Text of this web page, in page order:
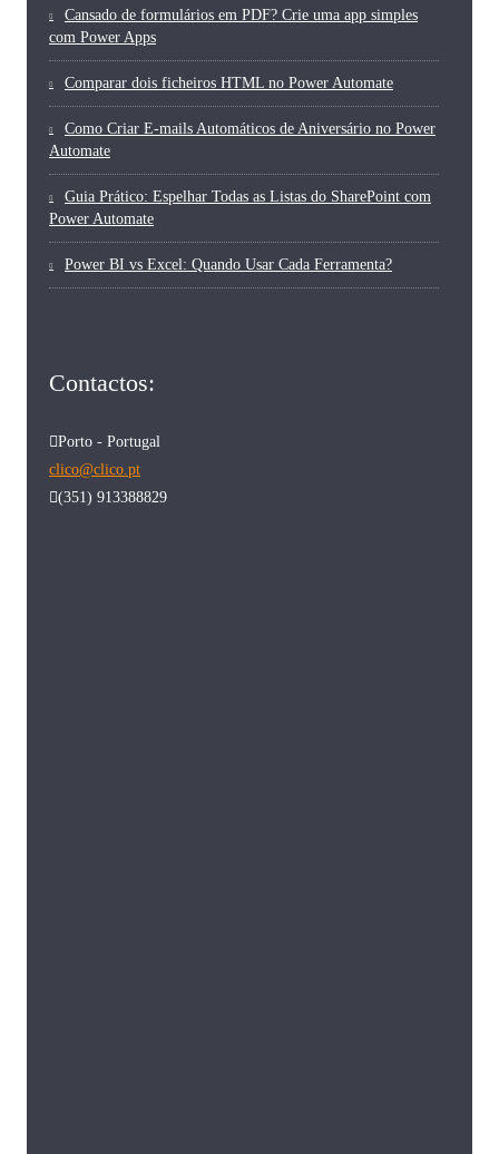
Cansado de formulários em PDF? Crie uma app simples
com Power Apps
Comparar dois ficheiros HTML no Power Automate
Como Criar E-mails Automáticos de Aniversário no Power
Automate
Guia Prático: Espelhar Todas as Listas do SharePoint com
Power Automate
Power BI vs Excel: Quando Usar Cada Ferramenta?
Contactos:
Porto - Portugal
clico@clico.pt
(351) 913388829